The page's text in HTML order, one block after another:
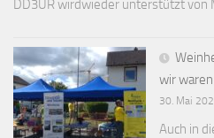
DD3UR wirdwieder unterstützt von
wir
30. Mai
Auch in